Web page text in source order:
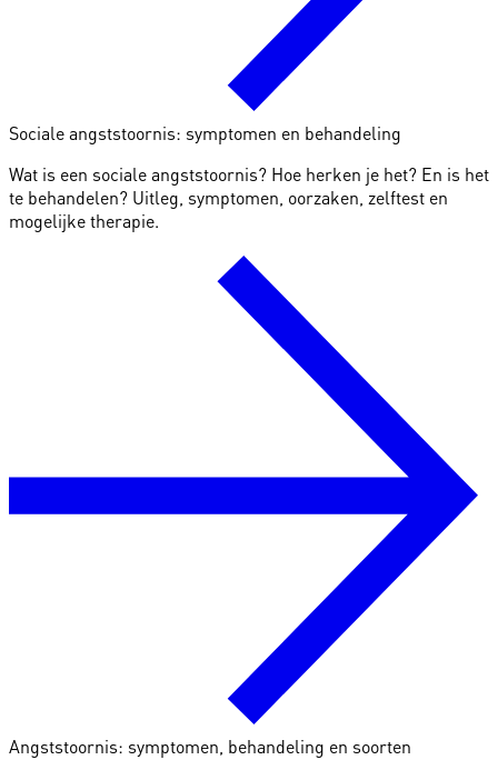
Sociale angststoornis: symptomen en behandeling
Wat is een sociale angststoornis? Hoe herken je het? En is het
te behandelen? Uitleg, symptomen, oorzaken, zelftest en
mogelijke therapie.
Angststoornis: symptomen, behandeling en soorten